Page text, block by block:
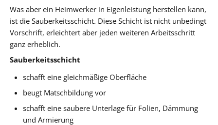
Was aber ein Heimwerker in Eigenleistung herstellen kann,
ist die Sauberkeitsschicht. Diese Schicht ist nicht unbedingt
Vorschrift, erleichtert aber jeden weiteren Arbeitsschritt
ganz erheblich.
Sauberkeitsschicht
schafft eine gleichmäßige Oberfläche
beugt Matschbildung vor
schafft eine saubere Unterlage für Folien, Dämmung
und Armierung